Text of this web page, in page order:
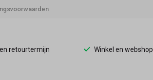
retourtermijn Winkel en webshop